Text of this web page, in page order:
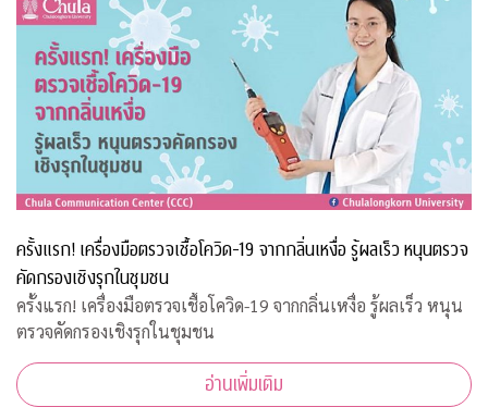
ครั้งแรก! เครื่องมือตรวจเชื้อโควิด-19 จากกลิ่นเหงื่อ รู้ผลเร็ว หนุนตรวจ
คัดกรองเชิงรุกในชุมชน
ครั้งแรก! เครื่องมือตรวจเชื้อโควิด-19 จากกลิ่นเหงื่อ รู้ผลเร็ว หนุน
ตรวจคัดกรองเชิงรุกในชุมชน
อ่านเพิ่มเติม